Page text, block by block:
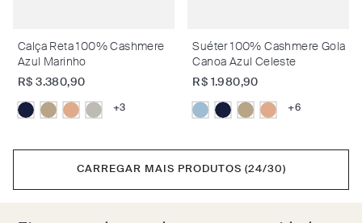
Calça Reta 100% Cashmere
Azul Marinho
R$ 3.380,90
+3
Suéter 100% Cashmere Gola
Canoa Azul Celeste
R$ 1.980,90
+6
CARREGAR MAIS PRODUTOS (24/30)